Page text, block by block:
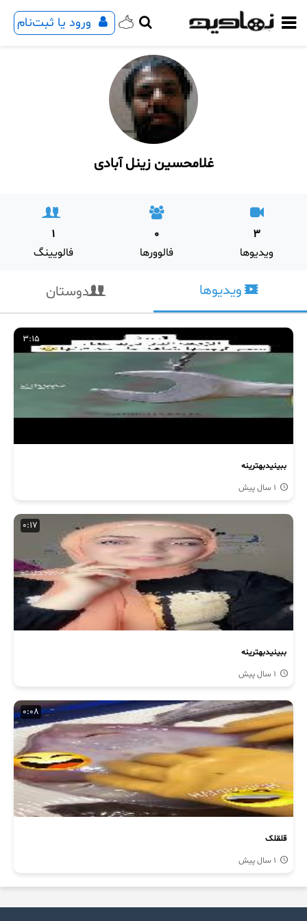
ورود یا ثبت‌نام
غلامحسین زینل آبادی
3
ویدیوها
0
فالوورها
1
فالویینگ
ویدیوها دوستان
3:15
ببینیدبهترینه
0:17
ببینیدبهترینه
0:08
قلقلک